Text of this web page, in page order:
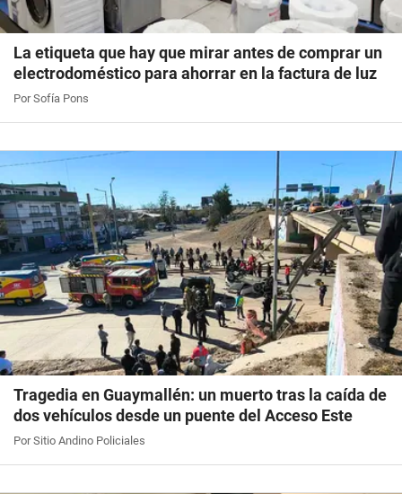
La etiqueta que hay que mirar antes de comprar un
electrodoméstico para ahorrar en la factura de luz
Por Sofía Pons
Tragedia en Guaymallén: un muerto tras la caída de
dos vehículos desde un puente del Acceso Este
Por Sitio Andino Policiales